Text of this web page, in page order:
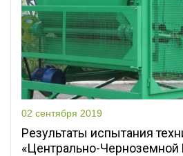
02 сентября 2019
Результаты испытания
«Центрально-